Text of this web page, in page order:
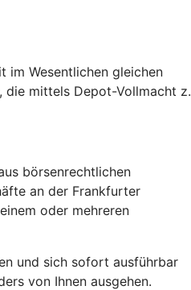
im Wesentlichen gleichen
die mittels Depot-Vollmacht z.
börsenrechtlichen
an der Frankfurter
oder mehreren
und sich sofort ausführbar
von Ihnen ausgehen.